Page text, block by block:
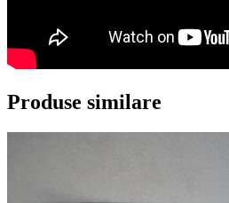
Produse similare